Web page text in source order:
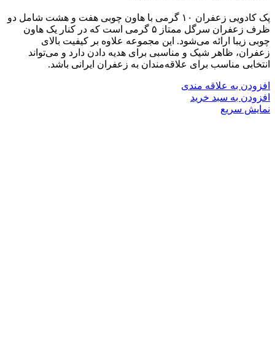
پک کادویی زعفران ۱۰ گرمی با هاون چوبی هفت و هشت شامل دو
ظرف زعفران سرگل ممتاز ۵ گرمی است که در کنار یک هاون
چوبی زیبا ارائه می‌شود. این مجموعه علاوه بر کیفیت بالای
زعفران، ظاهر شیک و مناسبی برای هدیه دادن دارد و می‌تواند
انتخابی مناسب برای علاقه‌مندان به زعفران ایرانی باشد.
افزودن به علاقه مندی
افزودن به سبد خرید
نمایش سریع